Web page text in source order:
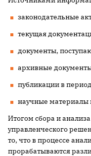
законодательные
текущая
документы,
архивные
публикации в
научные материалы
Итогом сбора и
управленческого
то, что в процессе
прорабатываются